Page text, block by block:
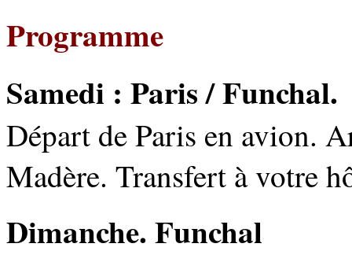
Programme
Samedi : Paris / Funchal.
Départ de Paris en avion.
Madère. Transfert à votre
Dimanche. Funchal